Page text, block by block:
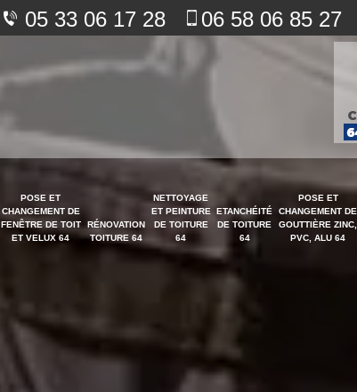
05 33 06 17 28 06 58 06 85 27
POSE ET
CHANGEMENT DE
FENÊTRE DE TOIT
ET VELUX 64
RÉNOVATION
TOITURE 64
NETTOYAGE
ET PEINTURE
DE TOITURE
64
ETANCHÉITÉ
DE TOITURE
64
POSE ET
CHANGEMENT DE
GOUTTIÈRE ZINC,
PVC, ALU 64